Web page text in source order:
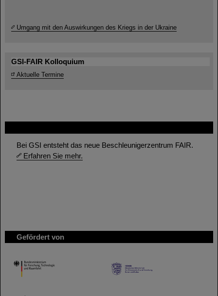
Bei GSI entsteht das neue Beschleunigerzentrum FAIR.
Erfahren Sie mehr.
Gefördert von
HMWK
Umgang mit den Auswirkungen des Kriegs in der Ukraine
GSI-FAIR Kolloquium
Aktuelle Termine